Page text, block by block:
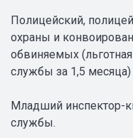
Полицейский,
охраны и
обвиняемых
службы за 1,5 месяца)
Младший инспектор-
службы.